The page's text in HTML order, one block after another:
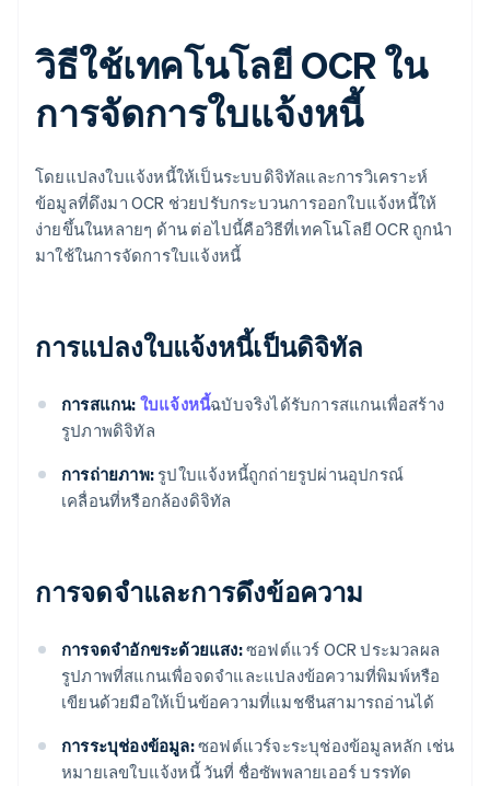
วิธีใช้เทคโนโลยี OCR ใน
การจัดการใบแจ้งหนี้
โดยแปลงใบแจ้งหนี้ให้เป็นระบบดิจิทัลและการวิเคราะห์
ข้อมูลที่ดึงมา OCR ช่วยปรับกระบวนการออกใบแจ้งหนี้ให้
ง่ายขึ้นในหลายๆ ด้าน ต่อไปนี้คือวิธีที่เทคโนโลยี OCR ถูกนำ
มาใช้ในการจัดการใบแจ้งหนี้
การแปลงใบแจ้งหนี้เป็นดิจิทัล
การสแกน: ใบแจ้งหนี้ฉบับจริงได้รับการสแกนเพื่อสร้าง
รูปภาพดิจิทัล
การถ่ายภาพ: รูปใบแจ้งหนี้ถูกถ่ายรูปผ่านอุปกรณ์
เคลื่อนที่หรือกล้องดิจิทัล
การจดจำและการดึงข้อความ
การจดจําอักขระด้วยแสง:ซอฟต์แวร์ OCR ประมวลผล
รูปภาพที่สแกนเพื่อจดจําและแปลงข้อความที่พิมพ์หรือ
เขียนด้วยมือให้เป็นข้อความที่แมชชีนสามารถอ่านได้
การระบุช่องข้อมูล:ซอฟต์แวร์จะระบุช่องข้อมูลหลัก เช่น
หมายเลขใบแจ้งหนี้ วันที่ ชื่อซัพพลายเออร์ บรรทัด